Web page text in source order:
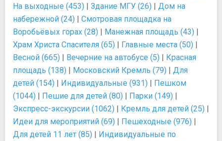
На выходные (453) | Здание МГУ (26) | Дом на
набережной (24) | Смотровая площадка на
Воробьёвых горах (28) | Манежная площадь (43) |
Храм Христа Спасителя (65) | Главные места (50) |
Весной (665) | Вечерние на автобусе (5) | Красная
площадь (138) | Московский Кремль (79) | Для
детей (154) | Индивидуальные (931) | Пешком
(1044) | Пешие для детей (80) | Парки (149) |
Экспресс-экскурсии (1062) | Кремль для детей (25) |
Идеи для мероприятий (69) | Пешеходные (976) |
Для детей 11 лет (85) | Индивидуальные по